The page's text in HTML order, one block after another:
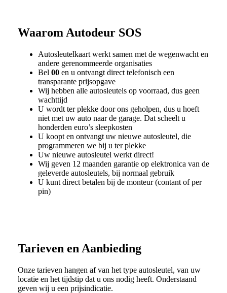
Waarom Autodeur SOS
Autosleutelkaart werkt samen met de wegenwacht en
andere gerenommeerde organisaties
Bel 00en u ontvangt direct telefonisch een
transparante prijsopgave
Wij hebben alle autosleutels op voorraad, dus geen
wachttijd
U wordt ter plekke door ons geholpen, dus u hoeft
niet met uw auto naar de garage. Dat scheelt u
honderden euro’s sleepkosten
U koopt en ontvangt uw nieuwe autosleutel, die
programmeren we bij u ter plekke
Uw nieuwe autosleutel werkt direct!
Wij geven 12 maanden garantie op elektronica van de
geleverde autosleutels, bij normaal gebruik
U kunt direct betalen bij de monteur (contant of per
pin)
Tarieven en Aanbieding
Onze tarieven hangen af van het type autosleutel, van uw
locatie en het tijdstip dat u ons nodig heeft. Onderstaand
geven wij u een prijsindicatie.